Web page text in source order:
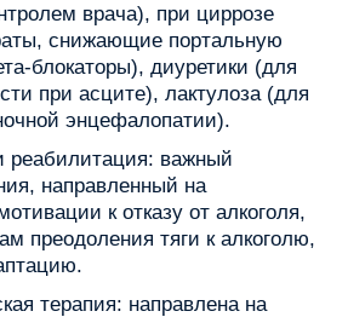
врача), при циррозе
снижающие портальную
блокаторы), диуретики (для
при асците), лактулоза (для
энцефалопатии).
реабилитация: важный
направленный на
к отказу от алкоголя,
преодоления тяги к алкоголю,
терапия: направлена на